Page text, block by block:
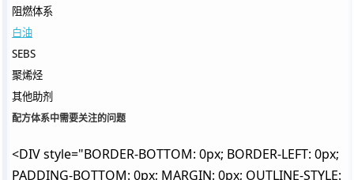
阻燃体系
白油
SEBS
聚烯烃
其他助剂
配方体系中需要关注的问题
<DIV style="BORDER-BOTTOM: 0px; BORDER-LEFT: 0px;
PADDING-BOTTOM: 0px; MARGIN: 0px; OUTLINE-STYLE: